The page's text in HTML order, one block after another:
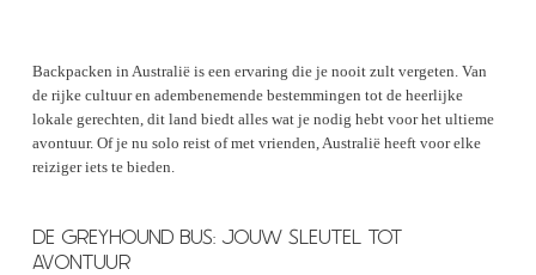
Backpacken in Australië is een ervaring die je nooit zult vergeten. Van
de rijke cultuur en adembenemende bestemmingen tot de heerlijke
lokale gerechten, dit land biedt alles wat je nodig hebt voor het ultieme
avontuur. Of je nu solo reist of met vrienden, Australië heeft voor elke
reiziger iets te bieden.
DE GREYHOUND BUS: JOUW SLEUTEL TOT
AVONTUUR